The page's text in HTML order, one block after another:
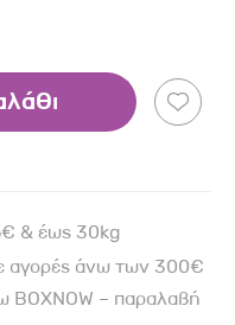
& έως 30kg
αγορές άνω των 300€
BOXNOW – παραλαβή